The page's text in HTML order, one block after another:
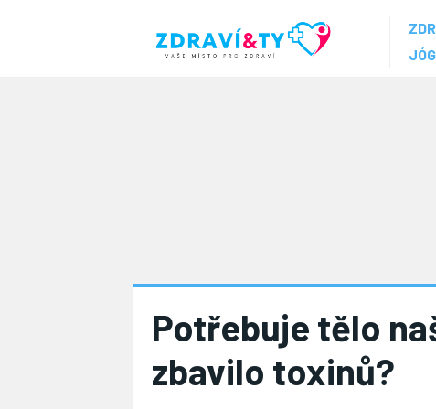
Potřebuje tělo
zbavilo toxinů?